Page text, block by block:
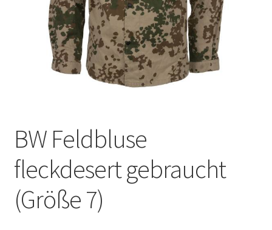
BW Feldbluse
fleckdesert gebraucht
(Größe 7)